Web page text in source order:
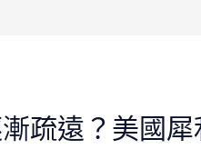
疏遠？美國